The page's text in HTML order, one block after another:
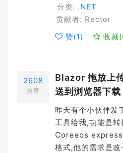
分类: .NET
贡献者: Rector
赞(1 ) 收藏(
2608
热度
Blazor 拖放上
送到浏览器下载
昨天有个小伙伴发
工具给我,功能是
Coreeos express
格式,他的需求是